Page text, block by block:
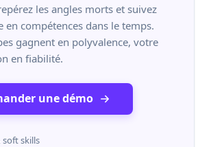
les angles morts et suivez
en compétences dans le temps.
gagnent en polyvalence, votre
en fiabilité.
une démo
soft skills